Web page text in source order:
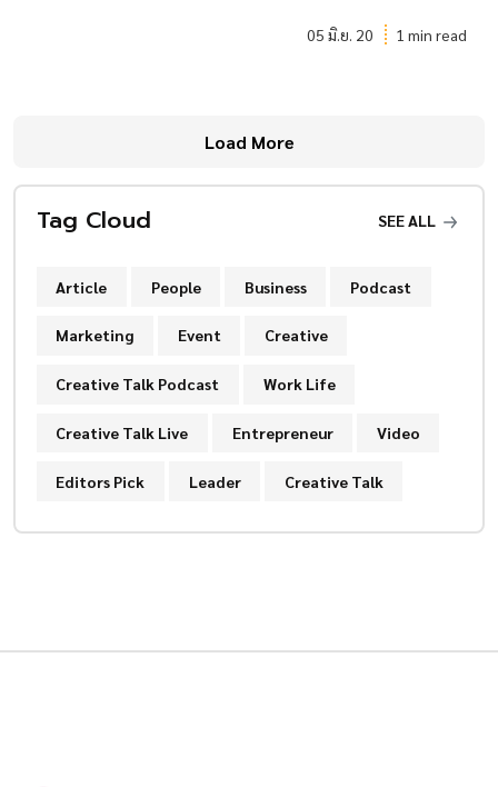
05 มิ.ย. 20 1 min read
Load More
Tag Cloud SEE ALL
Article People Business Podcast
Marketing Event Creative
Creative Talk Podcast Work Life
Creative Talk Live Entrepreneur Video
Editors Pick Leader Creative Talk